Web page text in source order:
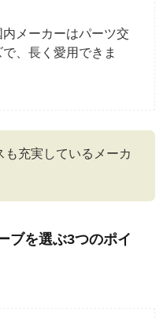
内メーカーはパーツ交
、長く愛用できま
も充実しているメーカ
ブを選ぶ3つのポイ